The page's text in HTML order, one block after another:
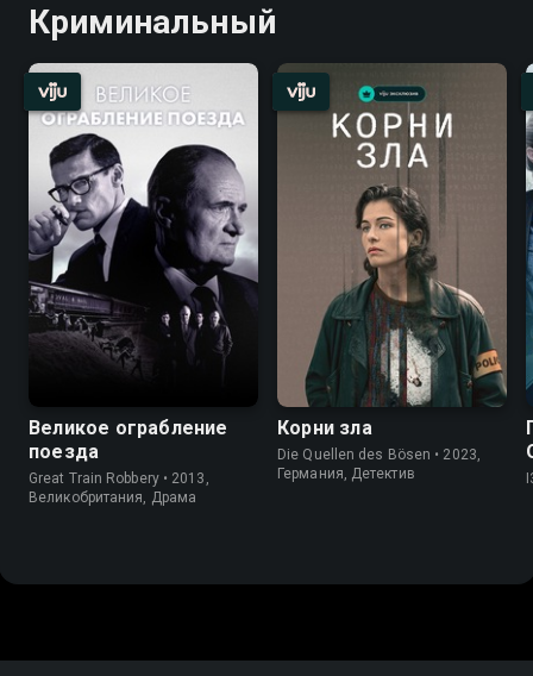
Криминальный
Великое ограбление
поезда
Great Train Robbery • 2013,
Великобритания, Драма
Корни зла
Die Quellen des Bösen • 2023,
Германия, Детектив